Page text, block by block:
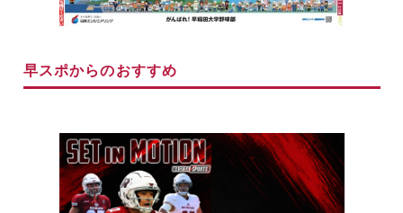
早スポからのおすすめ